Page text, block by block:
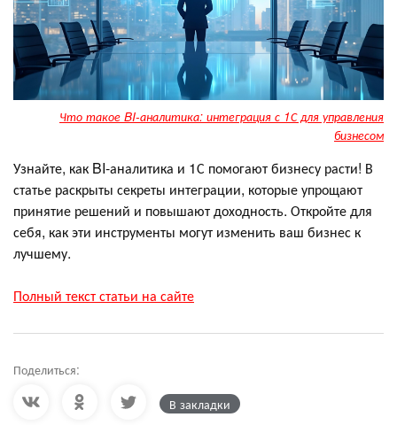
Что такое BI-аналитика: интеграция с 1С для управления
бизнесом
Узнайте, как BI-аналитика и 1С помогают бизнесу расти! В
статье раскрыты секреты интеграции, которые упрощают
принятие решений и повышают доходность. Откройте для
себя, как эти инструменты могут изменить ваш бизнес к
лучшему.
Полный текст статьи на сайте
Поделиться:
В закладки